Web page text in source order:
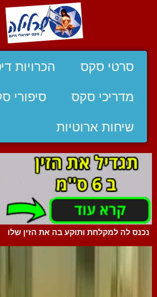
סרטי סקס הכרויות
מדריכי סקס סיפורי
שיחות ארוטיות
נכנס לה למקלחת ותוקע בה את הזין שלו